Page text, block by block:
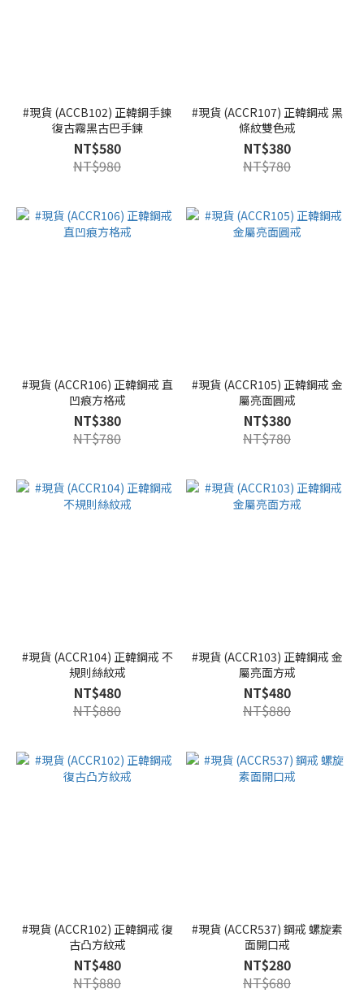
#現貨 (ACCB102) 正韓鋼手鍊
復古霧黑古巴手鍊
NT$580
NT$980
#現貨 (ACCR107) 正韓鋼戒 黑
條紋雙色戒
NT$380
NT$780
#現貨 (ACCR106) 正韓鋼戒 直
凹痕方格戒
NT$380
NT$780
#現貨 (ACCR105) 正韓鋼戒 金
屬亮面圓戒
NT$380
NT$780
#現貨 (ACCR104) 正韓鋼戒 不
規則絲紋戒
NT$480
NT$880
#現貨 (ACCR103) 正韓鋼戒 金
屬亮面方戒
NT$480
NT$880
#現貨 (ACCR102) 正韓鋼戒 復
古凸方紋戒
NT$480
NT$880
#現貨 (ACCR537) 鋼戒 螺旋素
面開口戒
NT$280
NT$680